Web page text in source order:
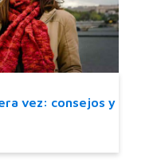
vez: consejos y